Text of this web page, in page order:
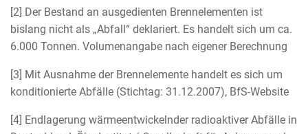
[2] Der Bestand an ausgedienten Brennelementen ist
bislang nicht als „Abfall“ deklariert. Es handelt sich um ca.
6.000 Tonnen. Volumenangabe nach eigener Berechnung
[3] Mit Ausnahme der Brennelemente handelt es sich um
konditionierte Abfälle (Stichtag: 31.12.2007), BfS-Website
[4] Endlagerung wärmeentwickelnder radioaktiver Abfälle in